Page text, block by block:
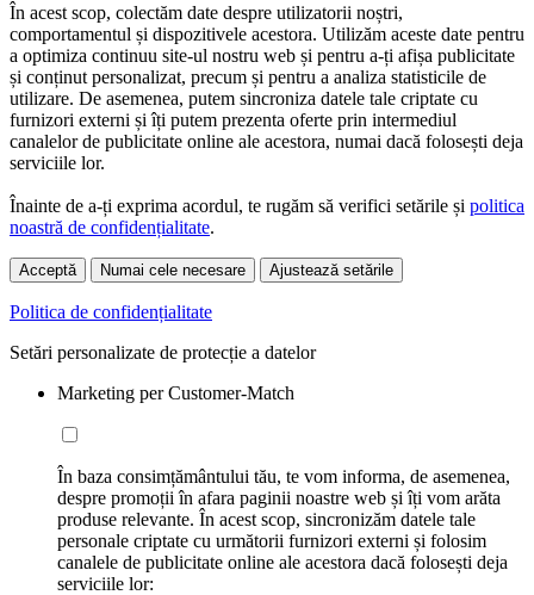
În acest scop, colectăm date despre utilizatorii noștri,
comportamentul și dispozitivele acestora. Utilizăm aceste date pentru
a optimiza continuu site-ul nostru web și pentru a-ți afișa publicitate
și conținut personalizat, precum și pentru a analiza statisticile de
utilizare. De asemenea, putem sincroniza datele tale criptate cu
furnizori externi și îți putem prezenta oferte prin intermediul
canalelor de publicitate online ale acestora, numai dacă folosești deja
serviciile lor.
Înainte de a-ți exprima acordul, te rugăm să verifici setările și politica
noastră de confidențialitate.
Acceptă Numai cele necesare Ajustează setările
Politica de confidențialitate
Setări personalizate de protecție a datelor
Marketing per Customer-Match
În baza consimțământului tău, te vom informa, de asemenea,
despre promoții în afara paginii noastre web și îți vom arăta
produse relevante. În acest scop, sincronizăm datele tale
personale criptate cu următorii furnizori externi și folosim
canalele de publicitate online ale acestora dacă folosești deja
serviciile lor: